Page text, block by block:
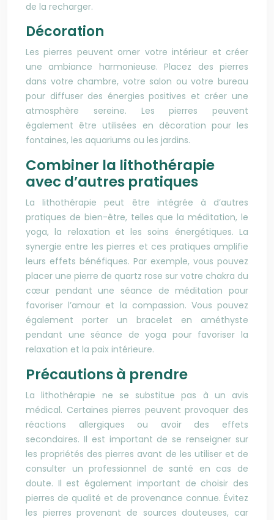
de la recharger.
Décoration
Les pierres peuvent orner votre intérieur et créer
une ambiance harmonieuse. Placez des pierres
dans votre chambre, votre salon ou votre bureau
pour diffuser des énergies positives et créer une
atmosphère sereine. Les pierres peuvent
également être utilisées en décoration pour les
fontaines, les aquariums ou les jardins.
Combiner la lithothérapie
avec d’autres pratiques
La lithothérapie peut être intégrée à d’autres
pratiques de bien-être, telles que la méditation, le
yoga, la relaxation et les soins énergétiques. La
synergie entre les pierres et ces pratiques amplifie
leurs effets bénéfiques. Par exemple, vous pouvez
placer une pierre de quartz rose sur votre chakra du
cœur pendant une séance de méditation pour
favoriser l’amour et la compassion. Vous pouvez
également porter un bracelet en améthyste
pendant une séance de yoga pour favoriser la
relaxation et la paix intérieure.
Précautions à prendre
La lithothérapie ne se substitue pas à un avis
médical. Certaines pierres peuvent provoquer des
réactions allergiques ou avoir des effets
secondaires. Il est important de se renseigner sur
les propriétés des pierres avant de les utiliser et de
consulter un professionnel de santé en cas de
doute. Il est également important de choisir des
pierres de qualité et de provenance connue. Évitez
les pierres provenant de sources douteuses, car